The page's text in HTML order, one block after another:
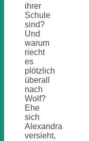
ihrer
Schule
sind?
Und
warum
riecht
es
plötzlich
überall
nach
Wolf?
Ehe
sich
Alexandra
versieht,